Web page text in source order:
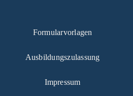
Formularvorlagen
Ausbildungszulassung
Impressum